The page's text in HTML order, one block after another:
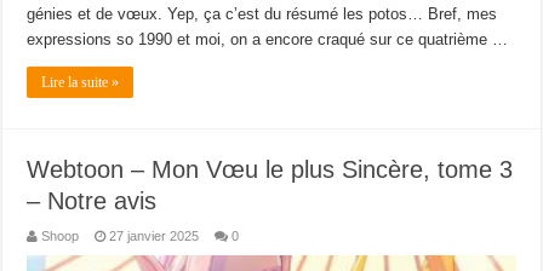
génies et de vœux. Yep, ça c’est du résumé les potos… Bref, mes
expressions so 1990 et moi, on a encore craqué sur ce quatrième …
Lire la suite »
Webtoon – Mon Vœu le plus Sincère, tome 3
– Notre avis
Shoop 27 janvier 2025 0